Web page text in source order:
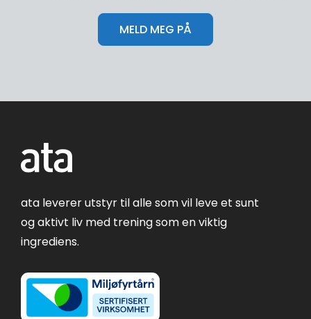
ata leverer utstyr til alle som vil leve et sunt
og aktivt liv med trening som en viktig
ingrediens.